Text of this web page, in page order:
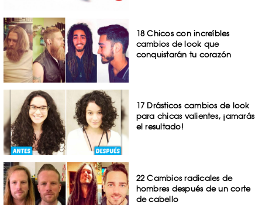
18 Chicos con increíbles
cambios de look que
conquistarán tu corazón
17 Drásticos cambios de look
para chicas valientes, ¡amarás
el resultado!
22 Cambios radicales de
hombres después de un corte
de cabello